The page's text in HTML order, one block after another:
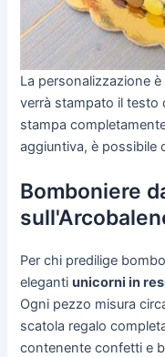
La personalizzazione
verrà stampato il testo
stampa
aggiuntiva, è possibile
Bomboniere
Per chi predilige
elegantiunicorni in
Ogni pezzo misura
scatola regalo
contenente confetti e